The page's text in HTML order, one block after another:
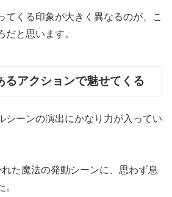
てくる印象が大きく異なるのが、こ
と思います。
るアクションで魅せてくる
シーンの演出にかなり力が入ってい
た魔法の発動シーンに、思わず息